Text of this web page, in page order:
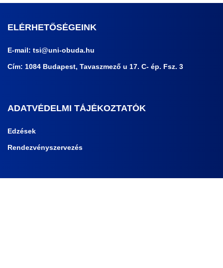
ELÉRHETŐSÉGEINK
E-mail: tsi@uni-obuda.hu
Cím: 1084 Budapest, Tavaszmező u 17. C- ép. Fsz. 3
ADATVÉDELMI TÁJÉKOZTATÓK
Edzések
Rendezvényszervezés